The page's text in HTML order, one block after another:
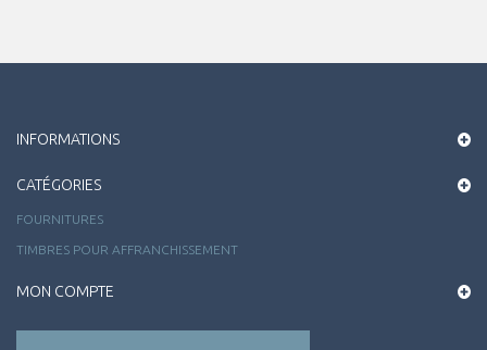
INFORMATIONS
CATÉGORIES
FOURNITURES
TIMBRES POUR AFFRANCHISSEMENT
MON COMPTE